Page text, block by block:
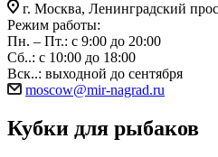
г. Москва, Ленинградский
Режим работы:
Пн. – Пт.: с 9:00 до 20:00
Сб..: с 10:00 до 18:00
Вск..: выходной до сентября
moscow@mir-nagrad.ru
Кубки для рыбаков